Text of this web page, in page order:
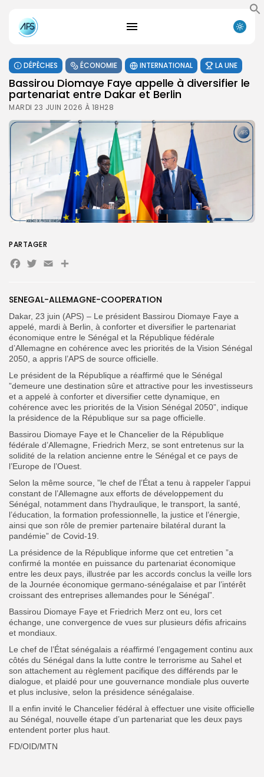
Search
for:
FR
DÉPÊCHES ÉCONOMIE INTERNATIONAL LA UNE
Bassirou Diomaye Faye appelle à diversifier le
partenariat entre Dakar et Berlin
MARDI 23 JUIN 2026 À 18H28
SENEGAL-ALLEMAGNE-COOPERATION
Dakar, 23 juin (APS) – Le président Bassirou Diomaye Faye a
appelé, mardi à Berlin, à conforter et diversifier le partenariat
économique entre le Sénégal et la République fédérale
d’Allemagne en cohérence avec les priorités de la Vision Sénégal
2050, a appris l’APS de source officielle.
Le président de la République a réaffirmé que le Sénégal
”demeure une destination sûre et attractive pour les investisseurs
et a appelé à conforter et diversifier cette dynamique, en
cohérence avec les priorités de la Vision Sénégal 2050”, indique
la présidence de la République sur sa page officielle.
Bassirou Diomaye Faye et le Chancelier de la République
fédérale d’Allemagne, Friedrich Merz, se sont entretenus sur la
solidité de la relation ancienne entre le Sénégal et ce pays de
l’Europe de l’Ouest.
Selon la même source, ”le chef de l’État a tenu à rappeler l’appui
constant de l’Allemagne aux efforts de développement du
Sénégal, notamment dans l’hydraulique, le transport, la santé,
l’éducation, la formation professionnelle, la justice et l’énergie,
ainsi que son rôle de premier partenaire bilatéral durant la
pandémie” de Covid-19.
La présidence de la République informe que cet entretien ”a
confirmé la montée en puissance du partenariat économique
entre les deux pays, illustrée par les accords conclus la veille lors
de la Journée économique germano-sénégalaise et par l’intérêt
croissant des entreprises allemandes pour le Sénégal”.
Bassirou Diomaye Faye et Friedrich Merz ont eu, lors cet
échange, une convergence de vues sur plusieurs défis africains
et mondiaux.
Le chef de l’État sénégalais a réaffirmé l’engagement continu aux
côtés du Sénégal dans la lutte contre le terrorisme au Sahel et
son attachement au règlement pacifique des différends par le
dialogue, et plaidé pour une gouvernance mondiale plus ouverte
et plus inclusive, selon la présidence sénégalaise.
Il a enfin invité le Chancelier fédéral à effectuer une visite officielle
au Sénégal, nouvelle étape d’un partenariat que les deux pays
entendent porter plus haut.
FD/OID/MTN
PARTAGER
Facebook
Twitter
EmailPartager